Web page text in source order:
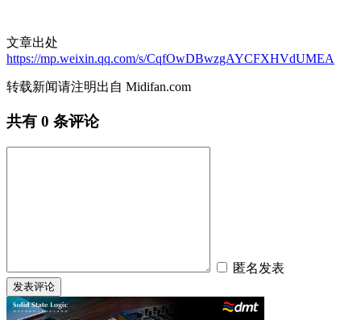
文章出处
https://mp.weixin.qq.com/s/CqfOwDBwzgAYCFXHVdUMEA
转载新闻请注明出自 Midifan.com
共有 0 条评论
匿名发表